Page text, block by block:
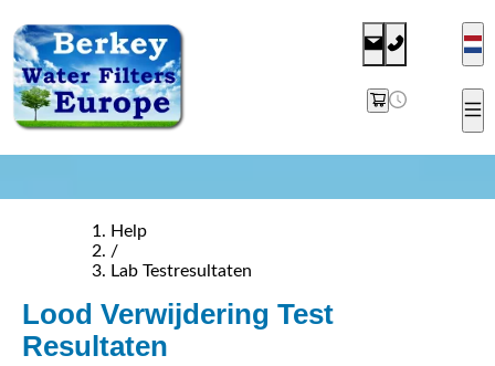
Help
/
Lab Testresultaten
Lood Verwijdering Test
Resultaten